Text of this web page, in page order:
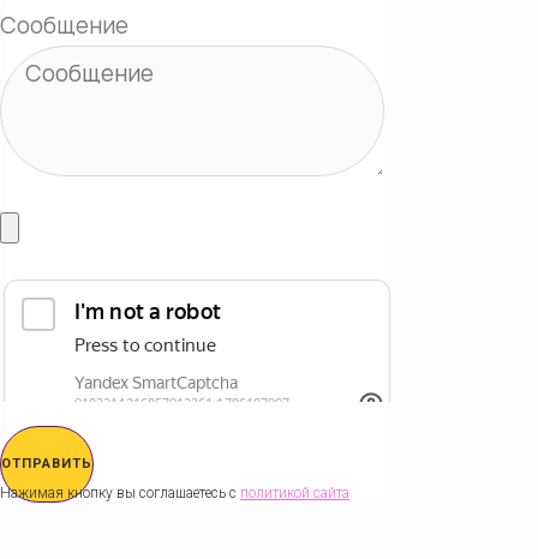
Сообщение
ОТПРАВИТЬ
Нажимая кнопку вы соглашаетесь с политикой сайта